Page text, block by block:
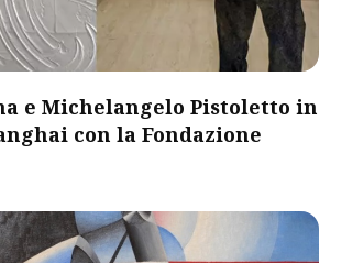
e Michelangelo Pistoletto in
con la Fondazione